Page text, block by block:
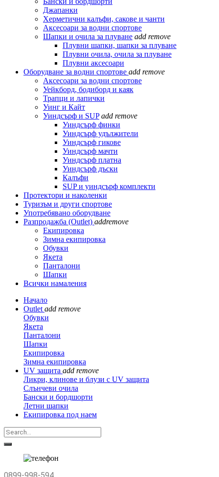
Джапанки
Херметични калъфи, сакове и чанти
Аксесоари за водни спортове
Шапки и очила за плуване add remove
Плувни шапки, шапки за плуване
Плувни очила, очила за плуване
Плувни аксесоари
Оборудване за водни спортове add remove
Аксесоари за водни спортове
Уейкборд, бодиборд и каяк
Трапци и лапички
Уинг и Кайт
Уиндсърф и SUP add remove
Уиндсърф финки
Уиндсърф удължители
Уиндсърф гикове
Уиндсърф мачти
Уиндсърф платна
Уиндсърф дъски
Калъфи
SUP и уиндсърф комплекти
Протектори и наколенки
Туризъм и други спортове
Употребявано оборудване
Разпродажба (Outlet) addremove
Екипировка
Зимна екипировка
Обувки
Якета
Панталони
Шапки
Всички намаления
Начало
Outlet add remove
Обувки
Якета
Панталони
Шапки
Екипировка
Зимна екипировка
UV защита add remove
Ликри, клинове и блузи с UV защита
Слънчеви очила
Бански и бордшорти
Летни шапки
Екипировка под наем